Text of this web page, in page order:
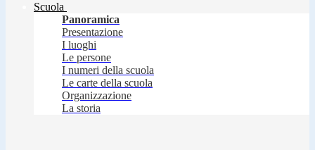
Scuola
Panoramica
Presentazione
I luoghi
Le persone
I numeri della scuola
Le carte della scuola
Organizzazione
La storia